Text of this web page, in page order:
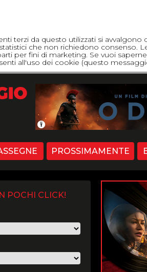
terzi da questo utilizzati si
che non richiedono consenso.
per fini di marketing. Se vuoi
all'uso dei cookie (questo
PROSSIMAMENTE
POCHI CLICK!